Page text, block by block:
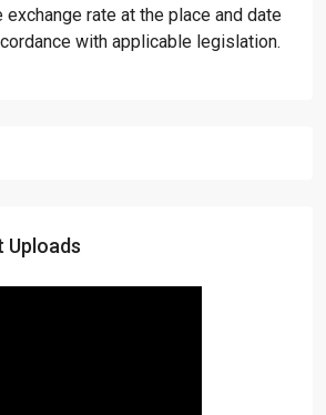
exchange rate at the place and date
with applicable legislation.
Uploads